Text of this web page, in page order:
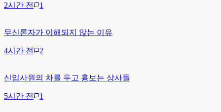
2시간 전 1
무신론자가 이해되지 않는 이유
4시간 전 2
신입사원의 차를 두고 흉보는 상사들
5시간 전 1